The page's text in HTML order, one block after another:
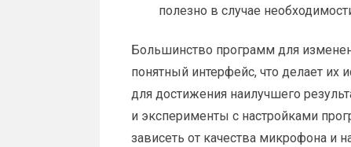
полезно в случае
Большинство программ для
понятный интерфейс, что делает их
для достижения наилучшего
и эксперименты с настройками
зависеть от качества микрофона и